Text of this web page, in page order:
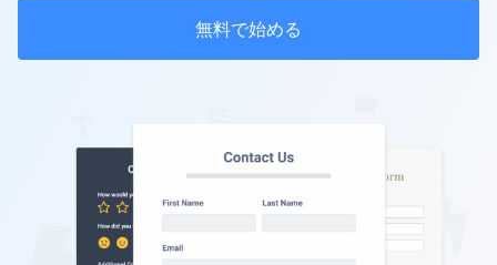
無料で始める